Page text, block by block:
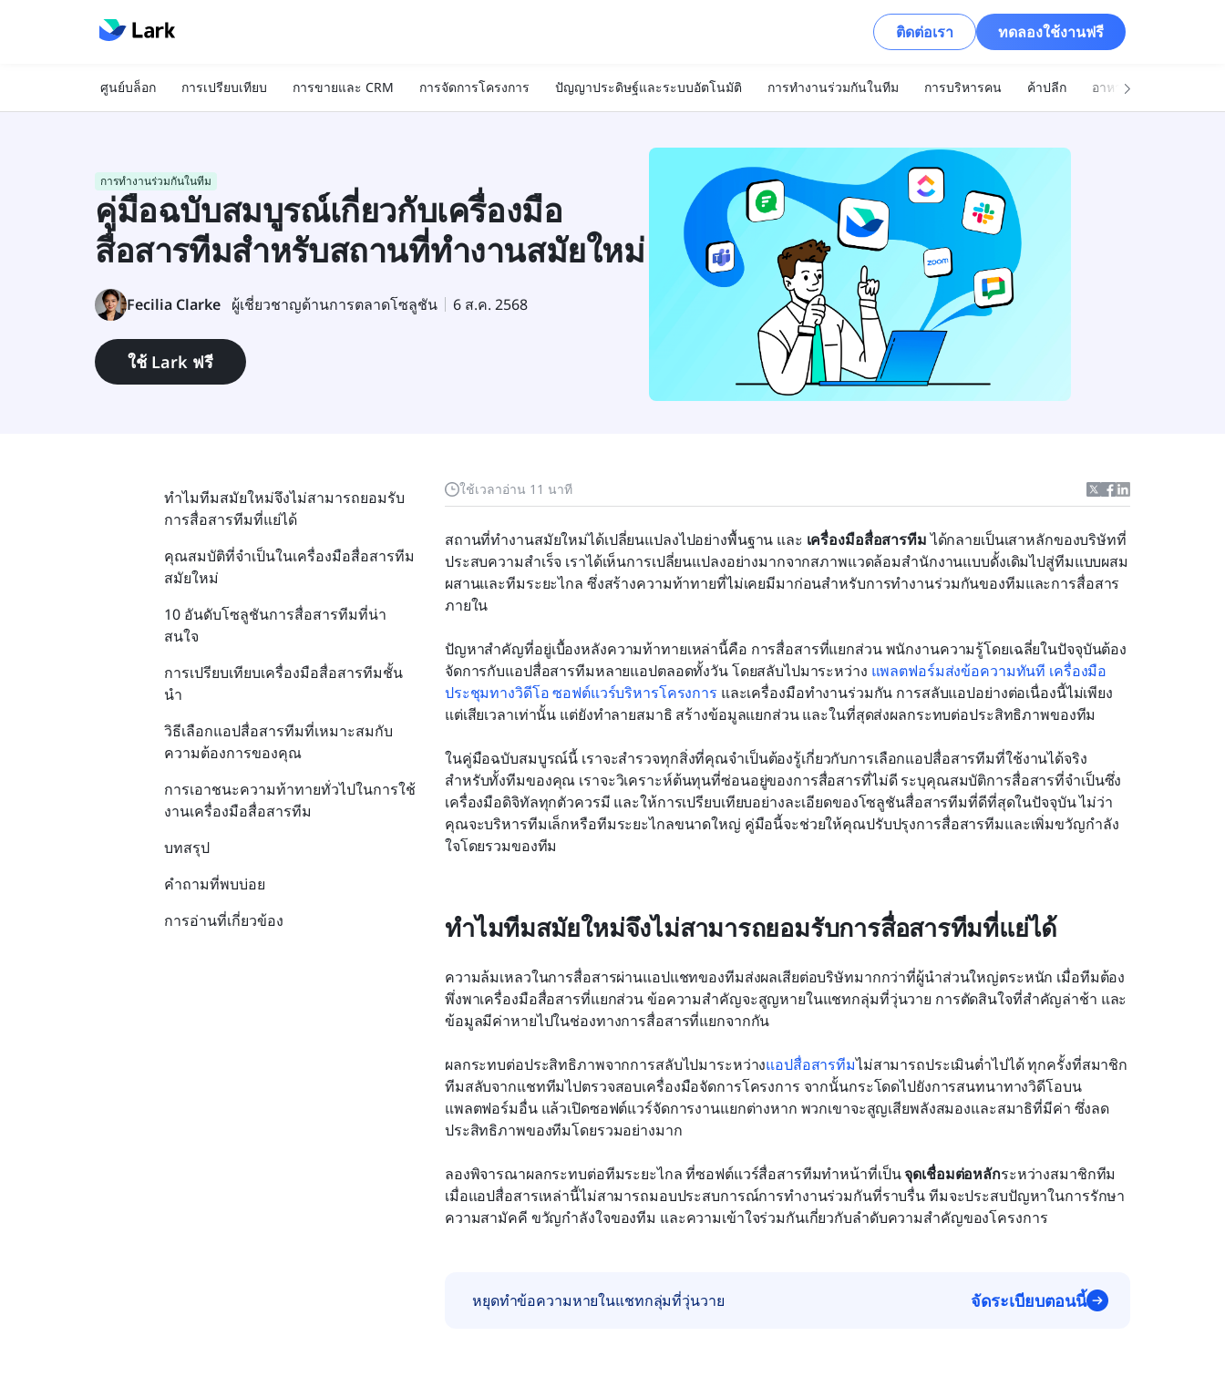
ติดต่อเรา ทดลองใช้งานฟรี
ศูนย์บล็อก การเปรียบเทียบ การขายและ CRM การจัดการโครงการ ปัญญาประดิษฐ์และระบบอัตโนมัติ การทำงานร่วมกันในทีม การบริหารคน ค้าปลีก อาหารและเครื่องดื่ม
การทำงานร่วมกันในทีม
คู่มือฉบับสมบูรณ์เกี่ยวกับเครื่องมือ
สื่อสารทีมสำหรับสถานที่ทำงานสมัยใหม่
Fecilia Clarke ผู้เชี่ยวชาญด้านการตลาดโซลูชัน 6 ส.ค. 2568
ใช้ Lark ฟรี
ใช้เวลาอ่าน 11 นาที
สถานที่ทำงานสมัยใหม่ได้เปลี่ยนแปลงไปอย่างพื้นฐาน และ เครื่องมือสื่อสารทีม ได้กลายเป็นเสาหลักของบริษัทที่
ประสบความสำเร็จ เราได้เห็นการเปลี่ยนแปลงอย่างมากจากสภาพแวดล้อมสำนักงานแบบดั้งเดิมไปสู่ทีมแบบผสม
ผสานและทีมระยะไกล ซึ่งสร้างความท้าทายที่ไม่เคยมีมาก่อนสำหรับการทำงานร่วมกันของทีมและการสื่อสาร
ภายใน
ปัญหาสำคัญที่อยู่เบื้องหลังความท้าทายเหล่านี้คือ การสื่อสารที่แยกส่วน พนักงานความรู้โดยเฉลี่ยในปัจจุบันต้อง
จัดการกับแอปสื่อสารทีมหลายแอปตลอดทั้งวัน โดยสลับไปมาระหว่าง แพลตฟอร์มส่งข้อความทันที เครื่องมือ
ประชุมทางวิดีโอซอฟต์แวร์บริหารโครงการ และเครื่องมือทำงานร่วมกัน การสลับแอปอย่างต่อเนื่องนี้ไม่เพียง
แต่เสียเวลาเท่านั้น แต่ยังทำลายสมาธิ สร้างข้อมูลแยกส่วน และในที่สุดส่งผลกระทบต่อประสิทธิภาพของทีม
ในคู่มือฉบับสมบูรณ์นี้ เราจะสำรวจทุกสิ่งที่คุณจำเป็นต้องรู้เกี่ยวกับการเลือกแอปสื่อสารทีมที่ใช้งานได้จริง
สำหรับทั้งทีมของคุณ เราจะวิเคราะห์ต้นทุนที่ซ่อนอยู่ของการสื่อสารที่ไม่ดี ระบุคุณสมบัติการสื่อสารที่จำเป็นซึ่ง
เครื่องมือดิจิทัลทุกตัวควรมี และให้การเปรียบเทียบอย่างละเอียดของโซลูชันสื่อสารทีมที่ดีที่สุดในปัจจุบัน ไม่ว่า
คุณจะบริหารทีมเล็กหรือทีมระยะไกลขนาดใหญ่ คู่มือนี้จะช่วยให้คุณปรับปรุงการสื่อสารทีมและเพิ่มขวัญกำลัง
ใจโดยรวมของทีม
ทำไมทีมสมัยใหม่จึงไม่สามารถยอมรับการสื่อสารทีมที่แย่ได้
ความล้มเหลวในการสื่อสารผ่านแอปแชทของทีมส่งผลเสียต่อบริษัทมากกว่าที่ผู้นำส่วนใหญ่ตระหนัก เมื่อทีมต้อง
พึ่งพาเครื่องมือสื่อสารที่แยกส่วน ข้อความสำคัญจะสูญหายในแชทกลุ่มที่วุ่นวาย การตัดสินใจที่สำคัญล่าช้า และ
ข้อมูลมีค่าหายไปในช่องทางการสื่อสารที่แยกจากกัน
ผลกระทบต่อประสิทธิภาพจากการสลับไปมาระหว่างแอปสื่อสารทีมไม่สามารถประเมินต่ำไปได้ ทุกครั้งที่สมาชิก
ทีมสลับจากแชททีมไปตรวจสอบเครื่องมือจัดการโครงการ จากนั้นกระโดดไปยังการสนทนาทางวิดีโอบน
แพลตฟอร์มอื่น แล้วเปิดซอฟต์แวร์จัดการงานแยกต่างหาก พวกเขาจะสูญเสียพลังสมองและสมาธิที่มีค่า ซึ่งลด
ประสิทธิภาพของทีมโดยรวมอย่างมาก
ลองพิจารณาผลกระทบต่อทีมระยะไกล ที่ซอฟต์แวร์สื่อสารทีมทำหน้าที่เป็น จุดเชื่อมต่อหลักระหว่างสมาชิกทีม
เมื่อแอปสื่อสารเหล่านี้ไม่สามารถมอบประสบการณ์การทำงานร่วมกันที่ราบรื่น ทีมจะประสบปัญหาในการรักษา
ความสามัคคี ขวัญกำลังใจของทีม และความเข้าใจร่วมกันเกี่ยวกับลำดับความสำคัญของโครงการ
หยุดทำข้อความหายในแชทกลุ่มที่วุ่นวาย จัดระเบียบตอนนี้
ทำไมทีมสมัยใหม่จึงไม่สามารถยอมรับ
การสื่อสารทีมที่แย่ได้
คุณสมบัติที่จำเป็นในเครื่องมือสื่อสารทีม
สมัยใหม่
10 อันดับโซลูชันการสื่อสารทีมที่น่า
สนใจ
การเปรียบเทียบเครื่องมือสื่อสารทีมชั้น
นำ
วิธีเลือกแอปสื่อสารทีมที่เหมาะสมกับ
ความต้องการของคุณ
การเอาชนะความท้าทายทั่วไปในการใช้
งานเครื่องมือสื่อสารทีม
บทสรุป
คำถามที่พบบ่อย
การอ่านที่เกี่ยวข้อง